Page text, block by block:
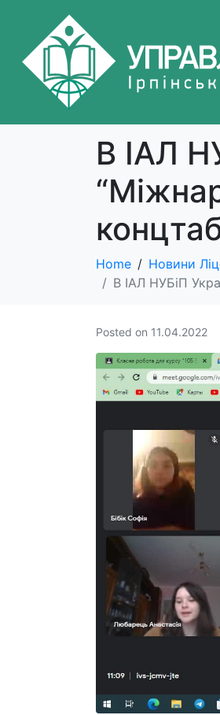
В ІАЛ
Home
Новини
В ІАЛ НУБіП
Posted on 11.04.2022